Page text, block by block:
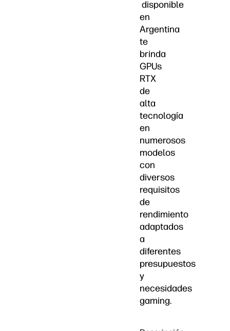
disponible
en
Argentina
te
brinda
GPUs
RTX
de
alta
tecnología
en
numerosos
modelos
con
diversos
requisitos
de
rendimiento
adaptados
a
diferentes
presupuestos
y
necesidades
gaming.